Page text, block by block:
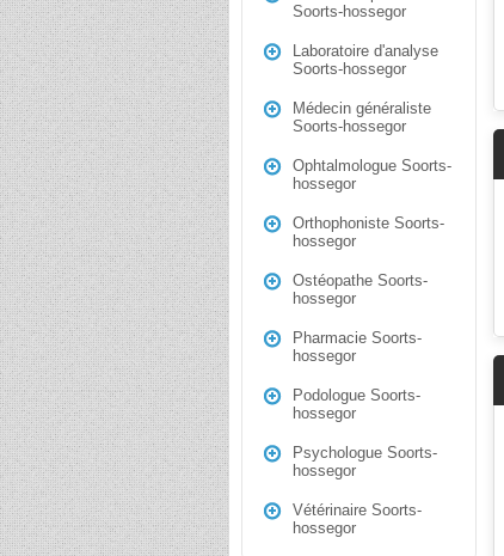
Soorts-hossegor
Laboratoire d'analyse
Soorts-hossegor
Médecin généraliste
Soorts-hossegor
Ophtalmologue Soorts-
hossegor
Orthophoniste Soorts-
hossegor
Ostéopathe Soorts-
hossegor
Pharmacie Soorts-
hossegor
Podologue Soorts-
hossegor
Psychologue Soorts-
hossegor
Vétérinaire Soorts-
hossegor